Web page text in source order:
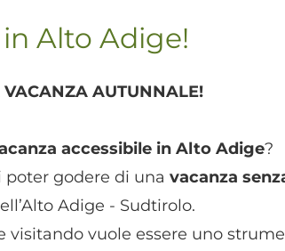
Alto Adige!
AUTUNNALE!
accessibile in Alto Adige?
godere di una vacanza
Adige - Sudtirolo.
visitando vuole essere uno